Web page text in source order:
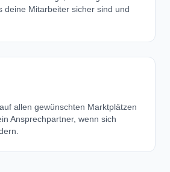
deine Mitarbeiter sicher sind und
allen gewünschten Marktplätzen
Ansprechpartner, wenn sich